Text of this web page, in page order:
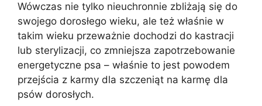
Wówczas nie tylko nieuchronnie zbliżają się do
swojego dorosłego wieku, ale też właśnie w
takim wieku przeważnie dochodzi do kastracji
lub sterylizacji, co zmniejsza zapotrzebowanie
energetyczne psa – właśnie to jest powodem
przejścia z karmy dla szczeniąt na karmę dla
psów dorosłych.